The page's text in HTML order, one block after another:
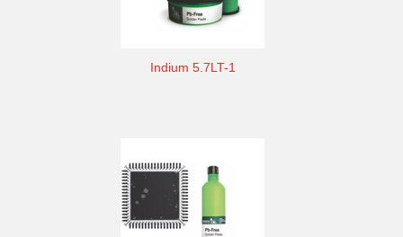
Indium 5.7LT-1